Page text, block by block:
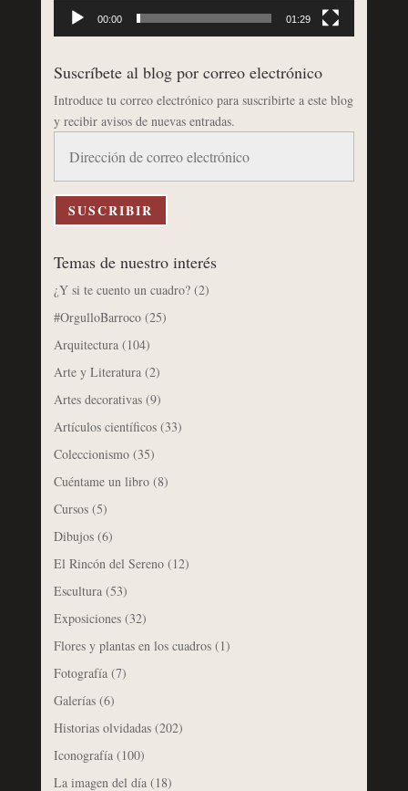
00:00 01:29
Suscríbete al blog por correo electrónico
Introduce tu correo electrónico para suscribirte a este blog
y recibir avisos de nuevas entradas.
correo
electrónico
SUSCRIBIR
Temas de nuestro interés
¿Y si te cuento un cuadro?(2)
#OrgulloBarroco(25)
Arquitectura(104)
Arte y Literatura(2)
Artes decorativas(9)
Artículos científicos(33)
Coleccionismo(35)
Cuéntame un libro(8)
Cursos(5)
Dibujos(6)
El Rincón del Sereno(12)
Escultura(53)
Exposiciones(32)
Flores y plantas en los cuadros(1)
Fotografía(7)
Galerías(6)
Historias olvidadas(202)
Iconografía(100)
La imagen del día(18)